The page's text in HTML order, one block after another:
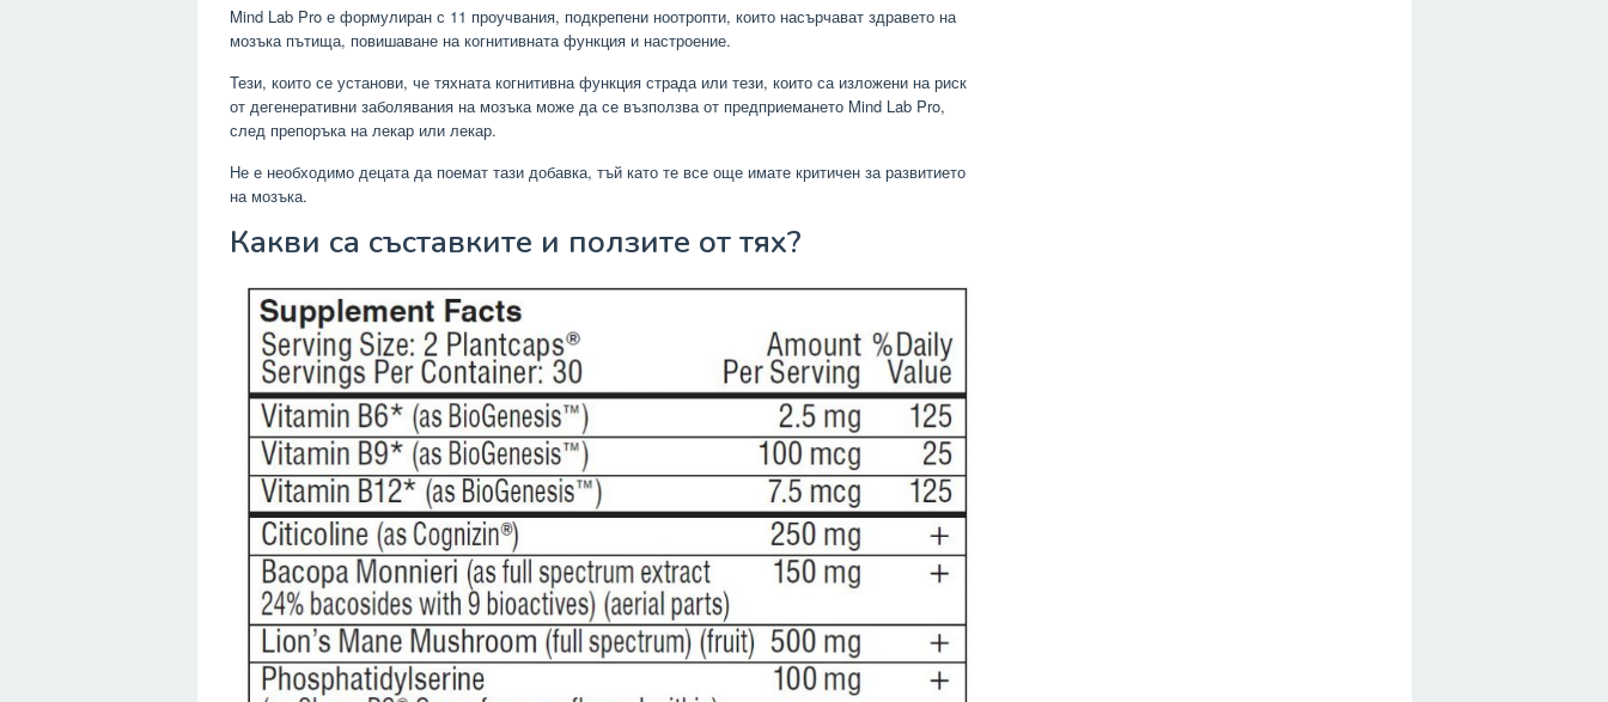
Mind Lab Pro е формулиран с 11 проучвания, подкрепени ноотропти, които насърчават здравето на
мозъка пътища, повишаване на когнитивната функция и настроение.
Тези, които се установи, че тяхната когнитивна функция страда или тези, които са изложени на риск
от дегенеративни заболявания на мозъка може да се възползва от предприемането Mind Lab Pro,
след препоръка на лекар или лекар.
Не е необходимо децата да поемат тази добавка, тъй като те все още имате критичен за развитието
на мозъка.
Какви са съставките и ползите от тях?